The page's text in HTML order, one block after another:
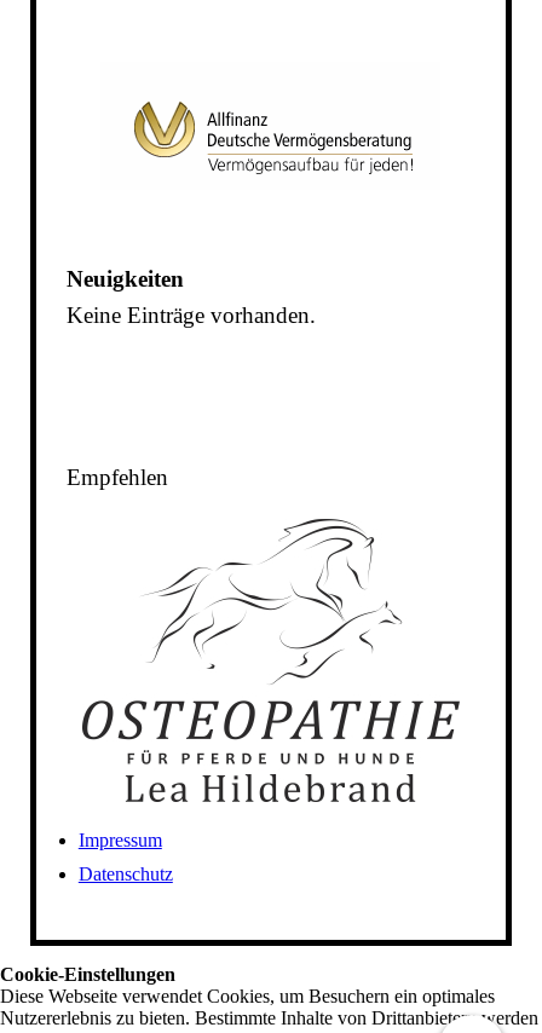
Neuigkeiten
Keine Einträge vorhanden.
Empfehlen
Impressum
Datenschutz
Cookie-Einstellungen
Diese Webseite verwendet Cookies, um Besuchern ein optimales
Nutzererlebnis zu bieten. Bestimmte Inhalte von Drittanbietern werden